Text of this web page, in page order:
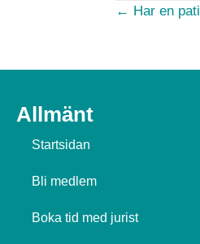
Posts
← Har en
Allmänt
Startsidan
Bli medlem
Boka tid med jurist